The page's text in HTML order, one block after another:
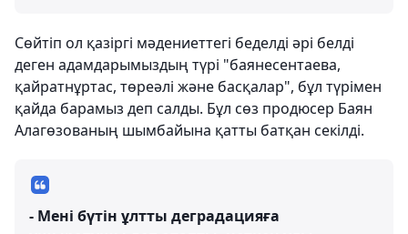
Сөйтіп ол қазіргі мәдениеттегі беделді әрі белді
деген адамдарымыздың түрі "баянесентаева,
қайратнұртас, төреәлі және басқалар", бұл түрімен
қайда барамыз деп салды. Бұл сөз продюсер Баян
Алагөзованың шымбайына қатты батқан секілді.
- Мені бүтін ұлтты деградацияға